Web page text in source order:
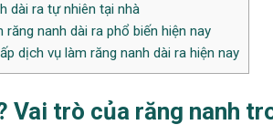
dài ra tự nhiên tại nhà
nanh dài ra phổ biến hiện nay
dịch vụ làm răng nanh dài ra hiện nay
Vai trò của răng nanh